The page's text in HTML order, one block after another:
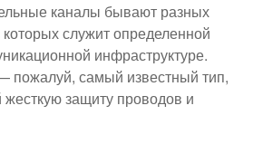
каналы бывают разных
служит определенной
инфраструктуре.
пожалуй, самый известный тип,
защиту проводов и